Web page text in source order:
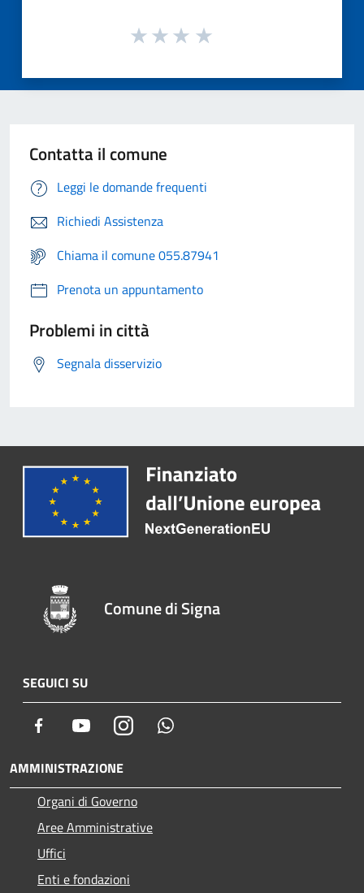
Contatta il comune
Leggi le domande frequenti
Richiedi Assistenza
Chiama il comune 055.87941
Prenota un appuntamento
Problemi in città
Segnala disservizio
Comune di Signa
SEGUICI SU
Facebook YoutubeInstagram
AMMINISTRAZIONE
Organi di Governo
Aree Amministrative
Uffici
Enti e fondazioni